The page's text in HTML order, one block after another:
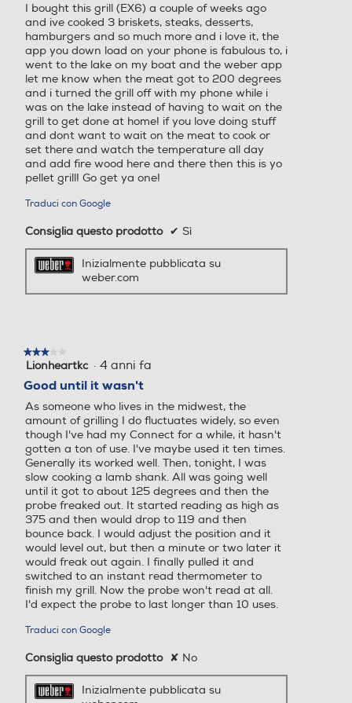
stelle.
I bought this grill (EX6) a couple of weeks ago
and ive cooked 3 briskets, steaks, desserts,
hamburgers and so much more and i love it, the
app you down load on your phone is fabulous to, i
went to the lake on my boat and the weber app
let me know when the meat got to 200 degrees
and i turned the grill off with my phone while i
was on the lake instead of having to wait on the
grill to get done at home! if you love doing stuff
and dont want to wait on the meat to cook or
set there and watch the temperature all day
and add fire wood here and there then this is yo
pellet grill! Go get ya one!
Traduci con Google
Consiglia questo prodotto ✔ Sì
Inizialmente pubblicata su
weber.com
★★★★★
★★★★★
3
5
stelle.
Lionheartkc · 4 anni fa
Good until it wasn't
As someone who lives in the midwest, the
amount of grilling I do fluctuates widely, so even
though I've had my Connect for a while, it hasn't
gotten a ton of use. I've maybe used it ten times.
Generally its worked well. Then, tonight, I was
slow cooking a lamb shank. All was going well
until it got to about 125 degrees and then the
probe freaked out. It started reading as high as
375 and then would drop to 119 and then
bounce back. I would adjust the position and it
would level out, but then a minute or two later it
would freak out again. I finally pulled it and
switched to an instant read thermometer to
finish my grill. Now the probe won't read at all.
I'd expect the probe to last longer than 10 uses.
Traduci con Google
Consiglia questo prodotto ✘ No
Inizialmente pubblicata su